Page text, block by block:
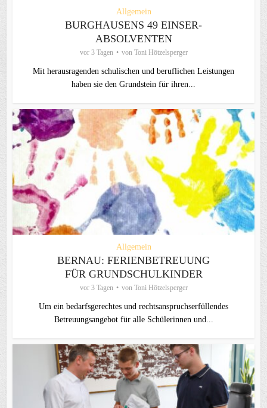
Allgemein
BURGHAUSENS 49 EINSER-
ABSOLVENTEN
vor 3 Tagen von Toni Hötzelsperger
Mit herausragenden schulischen und beruflichen Leistungen
haben sie den Grundstein für ihren...
Allgemein
BERNAU: FERIENBETREUUNG
FÜR GRUNDSCHULKINDER
vor 3 Tagen von Toni Hötzelsperger
Um ein bedarfsgerechtes und rechtsanspruchserfüllendes
Betreuungsangebot für alle Schülerinnen und...